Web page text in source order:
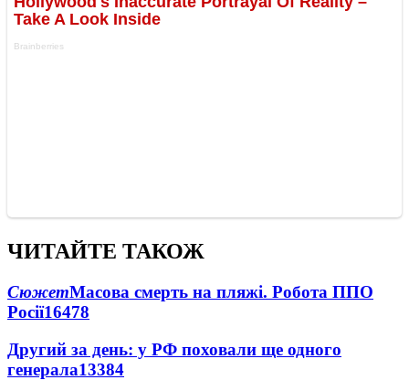
ЧИТАЙТЕ ТАКОЖ
СюжетМасова смерть на пляжі. Робота ППО
Росії16478
Другий за день: у РФ поховали ще одного
генерала13384